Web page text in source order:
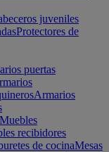
juveniles
Protectores de
puertas
Armarios
Muebles
recibidores
de cocinaMesas